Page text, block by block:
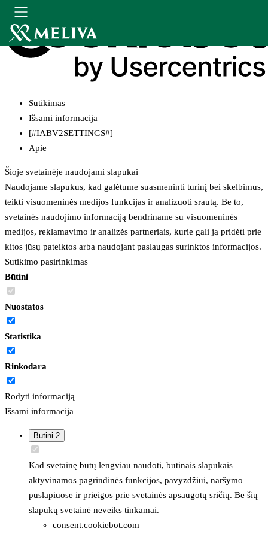
Sutikimas
Išsami informacija
[#IABV2SETTINGS#]
Apie
Šioje svetainėje naudojami slapukai
Naudojame slapukus, kad galėtume suasmeninti turinį bei skelbimus,
teikti visuomeninės medijos funkcijas ir analizuoti srautą. Be to,
svetainės naudojimo informaciją bendriname su visuomeninės
medijos, reklamavimo ir analizės partneriais, kurie gali ją pridėti prie
kitos jūsų pateiktos arba naudojant paslaugas surinktos informacijos.
Sutikimo pasirinkimas
Būtini
Nuostatos
Statistika
Rinkodara
Rodyti informaciją
Išsami informacija
Būtini 2
Kad svetainę būtų lengviau naudoti, būtinais slapukais
aktyvinamos pagrindinės funkcijos, pavyzdžiui, naršymo
puslapiuose ir prieigos prie svetainės apsaugotų sričių. Be šių
slapukų svetainė neveiks tinkamai.
consent.cookiebot.com